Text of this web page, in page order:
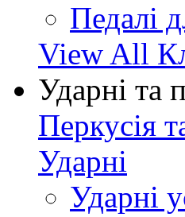
Педалі
View All
Ударні та
Перкусія
Ударні
Ударні